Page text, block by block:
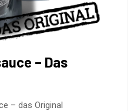
– Das
– das Original